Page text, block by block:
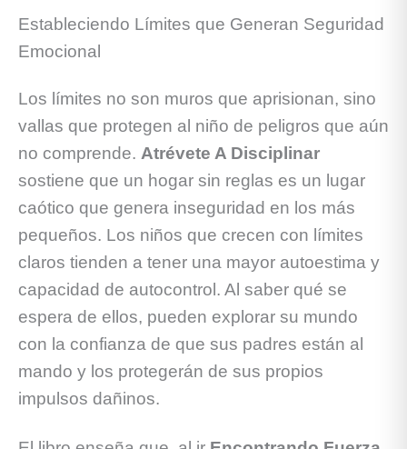
Estableciendo Límites que Generan Seguridad
Emocional
Los límites no son muros que aprisionan, sino
vallas que protegen al niño de peligros que aún
no comprende. Atrévete A Disciplinar
sostiene que un hogar sin reglas es un lugar
caótico que genera inseguridad en los más
pequeños. Los niños que crecen con límites
claros tienden a tener una mayor autoestima y
capacidad de autocontrol. Al saber qué se
espera de ellos, pueden explorar su mundo
con la confianza de que sus padres están al
mando y los protegerán de sus propios
impulsos dañinos.